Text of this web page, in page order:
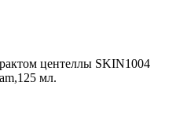
центеллы SKIN1004
мл.